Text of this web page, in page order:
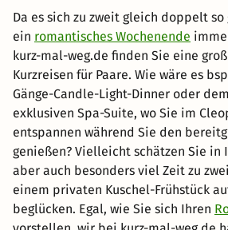
Da es sich zu zweit gleich doppelt
ein romantisches Wochenende
kurz-mal-weg.de finden Sie eine
Kurzreisen für Paare. Wie wäre es
Gänge-Candle-Light-Dinner oder
exklusiven Spa-Suite, wo Sie im
entspannen während Sie den
genießen? Vielleicht schätzen Sie in
aber auch besonders viel Zeit zu
einem privaten Kuschel-Frühstück
beglücken. Egal, wie Sie sich Ihren